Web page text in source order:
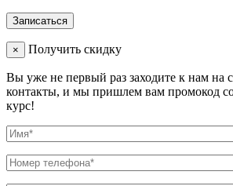
× Получить скидку
Вы уже не первый раз заходите к нам на
контакты, и мы пришлем вам промокод
курс!